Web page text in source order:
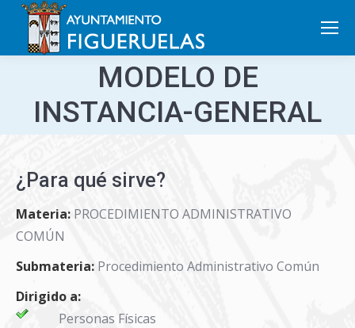
Search:
MODELO DE
INSTANCIA-GENERAL
¿Para qué sirve?
Materia: PROCEDIMIENTO ADMINISTRATIVO
COMÚN
Submateria: Procedimiento Administrativo Común
Dirigido a:
Personas Físicas